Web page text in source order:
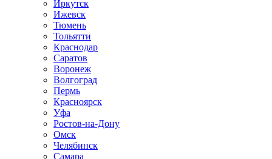
Иркутск
Ижевск
Тюмень
Тольятти
Краснодар
Саратов
Воронеж
Волгоград
Пермь
Красноярск
Уфа
Ростов-на-Дону
Омск
Челябинск
Самара